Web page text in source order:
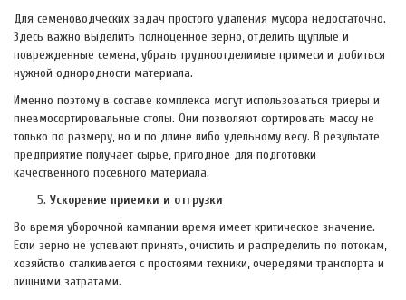
Для семеноводческих задач простого удаления мусора недостаточно.
Здесь важно выделить полноценное зерно, отделить щуплые и
поврежденные семена, убрать трудноотделимые примеси и добиться
нужной однородности материала.
Именно поэтому в составе комплекса могут использоваться триеры и
пневмосортировальные столы. Они позволяют сортировать массу не
только по размеру, но и по длине либо удельному весу. В результате
предприятие получает сырье, пригодное для подготовки
качественного посевного материала.
Ускорение приемки и отгрузки
Во время уборочной кампании время имеет критическое значение.
Если зерно не успевают принять, очистить и распределить по потокам,
хозяйство сталкивается с простоями техники, очередями транспорта и
лишними затратами.